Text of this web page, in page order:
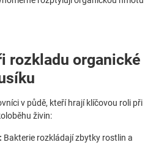
rozkladu organické
v půdě, kteří hrají klíčovou roli při
živin:
Bakterie rozkládají zbytky rostlin a